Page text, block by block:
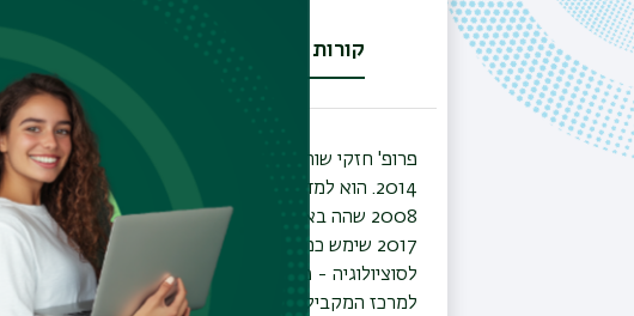
קורות חיים
(לשונית
פעילה)
פרופ' חזקי שוהם הוא ראש התוכנית הבין-תחומית
2008 שהה באוניברסיטת ייל במסגרת פוסט דוקטורט
2017 שימש כמרצה אורח באוניברסיטת ניו-יורק (
NYU
לסוציולוגיה - פרופ' אילנה סילבר, פרופ' דני קפלן
למרכז המקביל באוניברסיטת ייל – שמטרתו לחקור את